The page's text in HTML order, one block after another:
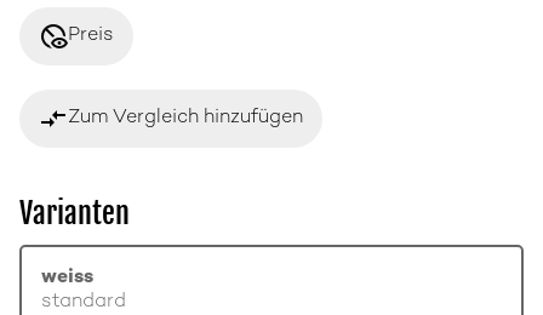
disabled_visiblePreis
compare_arrowsZum Vergleich hinzufügen
Varianten
weiss
standard